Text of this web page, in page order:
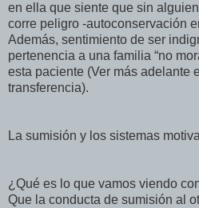
en ella que siente que sin
corre peligro -autoconservación
Además, sentimiento de ser
pertenencia a una familia “no
esta paciente (Ver más adelante
transferencia).
La sumisión y los sistemas
¿Qué es lo que vamos viendo
Que la conducta de sumisión al